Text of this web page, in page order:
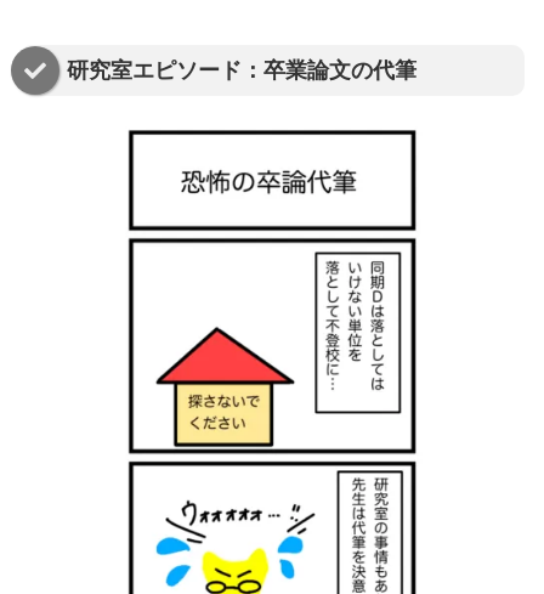
研究室エピソード：卒業論文の代筆